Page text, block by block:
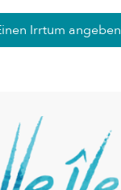
Irrtum angeben